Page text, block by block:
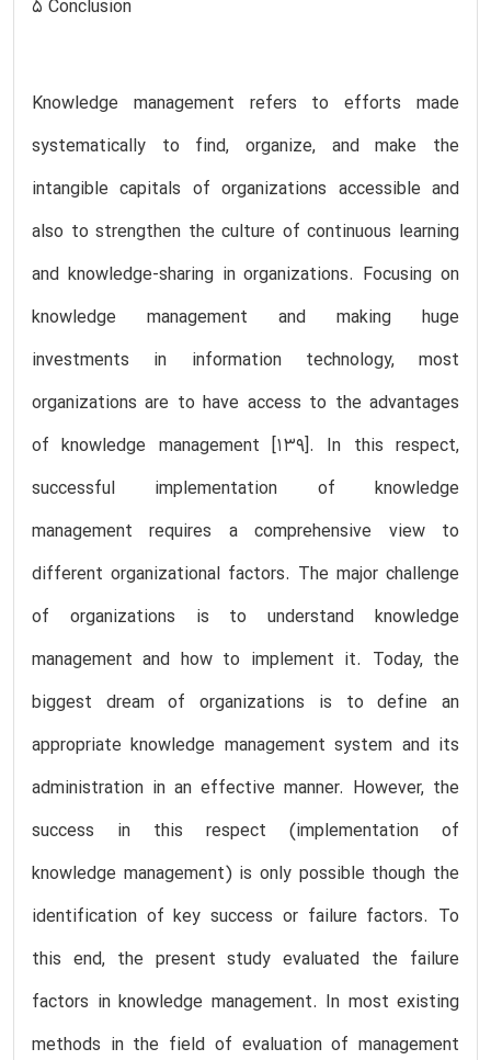
5 Conclusion
Knowledge management refers to efforts made
systematically to find, organize, and make the
intangible capitals of organizations accessible and
also to strengthen the culture of continuous learning
and knowledge-sharing in organizations. Focusing on
knowledge management and making huge
investments in information technology, most
organizations are to have access to the advantages
of knowledge management [139]. In this respect,
successful implementation of knowledge
management requires a comprehensive view to
different organizational factors. The major challenge
of organizations is to understand knowledge
management and how to implement it. Today, the
biggest dream of organizations is to define an
appropriate knowledge management system and its
administration in an effective manner. However, the
success in this respect (implementation of
knowledge management) is only possible though the
identification of key success or failure factors. To
this end, the present study evaluated the failure
factors in knowledge management. In most existing
methods in the field of evaluation of management